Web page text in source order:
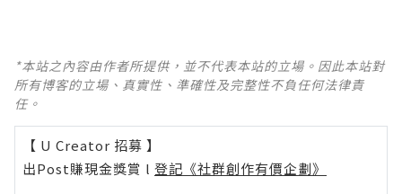
*本站之內容由作者所提供，並不代表本站的立場。因此本站對
所有博客的立場、真實性、準確性及完整性不負任何法律責
任。
【 U Creator 招募 】
出Post賺現金獎賞 l 登記《社群創作有價企劃》